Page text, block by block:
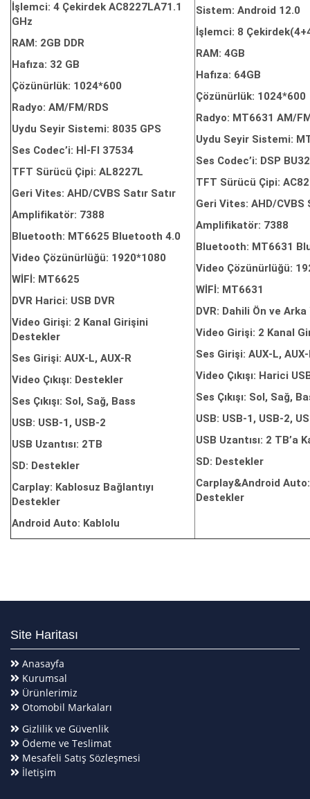
İşlemci: 4 Çekirdek AC8227LA71.1
GHz
RAM: 2GB DDR
Hafıza: 32 GB
Çözünürlük: 1024*600
Radyo: AM/FM/RDS
Uydu Seyir Sistemi: 8035 GPS
Ses Codec’i: Hİ-FI 37534
TFT Sürücü Çipi: AL8227L
Geri Vites: AHD/CVBS Satır Satır
Amplifikatör: 7388
Bluetooth: MT6625 Bluetooth 4.0
Video Çözünürlüğü: 1920*1080
WİFİ: MT6625
DVR Harici: USB DVR
Video Girişi: 2 Kanal Girişini
Destekler
Ses Girişi: AUX-L, AUX-R
Video Çıkışı: Destekler
Ses Çıkışı: Sol, Sağ, Bass
USB: USB-1, USB-2
USB Uzantısı: 2TB
SD: Destekler
Carplay: Kablosuz Bağlantıyı
Destekler
Android Auto: Kablolu
Sistem: Android 12.0
İşlemci: 8
RAM: 4GB
Hafıza: 64GB
Çözünürlük: 1024*600
Radyo: MT6631 AM/
Uydu Seyir Sistemi:
Ses Codec’i: DSP
TFT Sürücü Çipi:
Geri Vites: AHD/CVBS
Amplifikatör: 7388
Bluetooth: MT6631
Video Çözünürlüğü:
WİFİ: MT6631
DVR: Dahili Ön ve
Video Girişi: 2 Kanal
Ses Girişi: AUX-L,
Video Çıkışı: Harici
Ses Çıkışı: Sol, Sağ,
USB: USB-1, USB-2,
USB Uzantısı: 2 TB’a
SD: Destekler
Carplay&Android
Destekler
Site Haritası
Anasayfa
Kurumsal
Ürünlerimiz
Otomobil Markaları
Gizlilik ve Güvenlik
Ödeme ve Teslimat
Mesafeli Satış Sözleşmesi
İletişim